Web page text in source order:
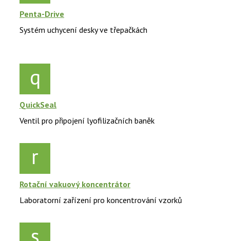
Penta-Drive
Systém uchycení desky ve třepačkách
q
QuickSeal
Ventil pro připojení lyofilizačních baněk
r
Rotační vakuový koncentrátor
Laboratorní zařízení pro koncentrování vzorků